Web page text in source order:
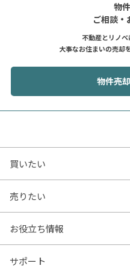
物
ご相談・
不動産とリノ
大事なお住まいの売却
物件売
買いたい
買いたいTOP
沿線・駅から探す
売りたい
売りたいTOP
お役立ち情報
お役立ち情報TOP
サポート